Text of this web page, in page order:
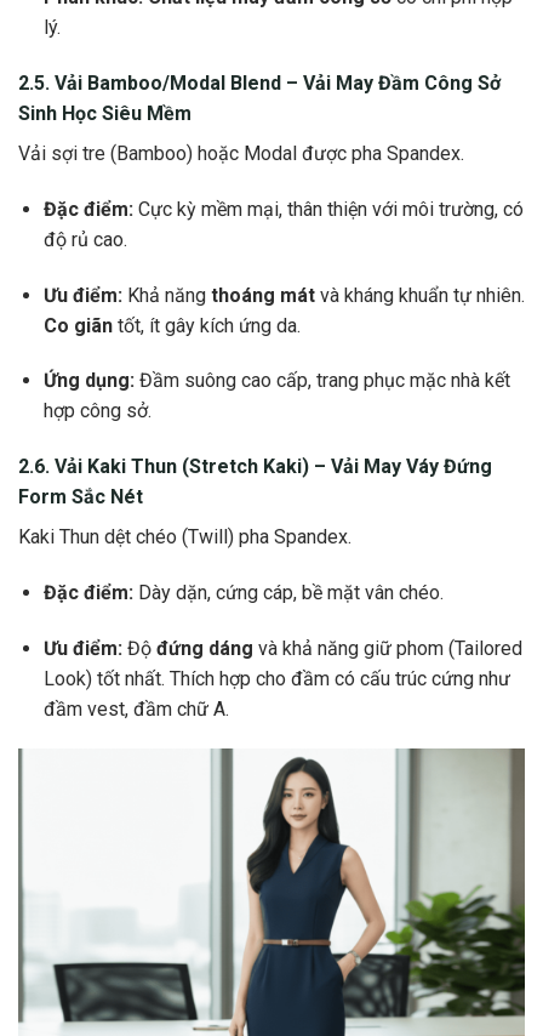
lý.
2.5. Vải Bamboo/Modal Blend – Vải May Đầm Công Sở
Sinh Học Siêu Mềm
Vải sợi tre (Bamboo) hoặc Modal được pha Spandex.
Đặc điểm: Cực kỳ mềm mại, thân thiện với môi trường, có
độ rủ cao.
Ưu điểm: Khả năng thoáng mátvà kháng khuẩn tự nhiên.
Co giãntốt, ít gây kích ứng da.
Ứng dụng:Đầm suông cao cấp, trang phục mặc nhà kết
hợp công sở.
2.6. Vải Kaki Thun (Stretch Kaki) – Vải May Váy Đứng
Form Sắc Nét
Kaki Thun dệt chéo (Twill) pha Spandex.
Đặc điểm:Dày dặn, cứng cáp, bề mặt vân chéo.
Ưu điểm: Độ đứng dáng và khả năng giữ phom (Tailored
Look) tốt nhất. Thích hợp cho đầm có cấu trúc cứng như
đầm vest, đầm chữ A.